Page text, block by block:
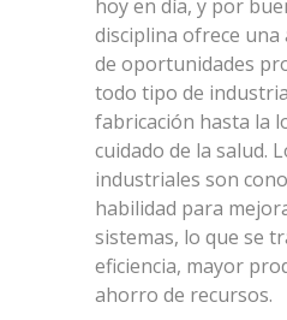
hoy en día, y por
disciplina ofrece una
de oportunidades
todo tipo de
fabricación hasta la
cuidado de la salud.
industriales son
habilidad para
sistemas, lo que se
eficiencia, mayor
ahorro de recursos.